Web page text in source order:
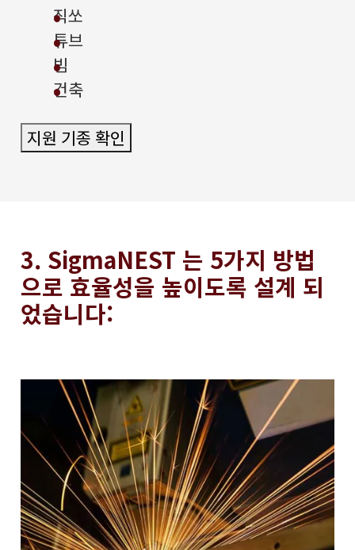
직쏘
튜브
빔
건축
지원 기종 확인
3. SigmaNEST 는 5가지 방법
으로 효율성을 높이도록 설계 되
었습니다: